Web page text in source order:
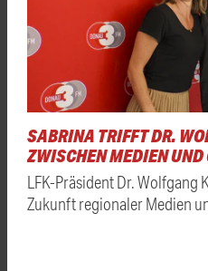
SABRINA TRIFFT DR.
WISCHEN MEDIEN UND
LFK-Präsident Dr. Wolfgang
Zukunft regionaler Medien